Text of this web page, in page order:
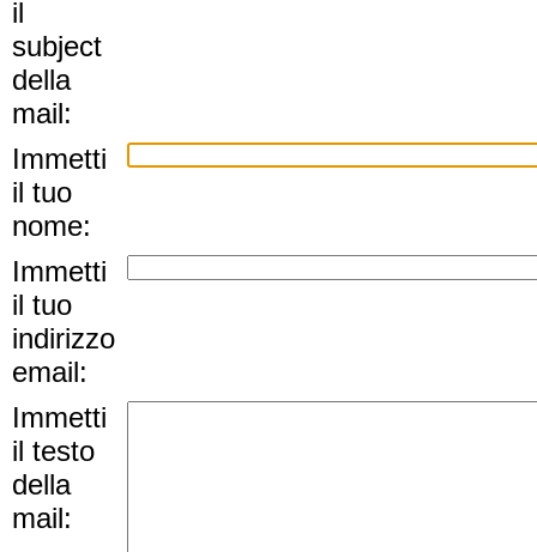
il
subject
della
mail:
Immetti
il tuo
nome:
Immetti
il tuo
indirizzo
email:
Immetti
il testo
della
mail: